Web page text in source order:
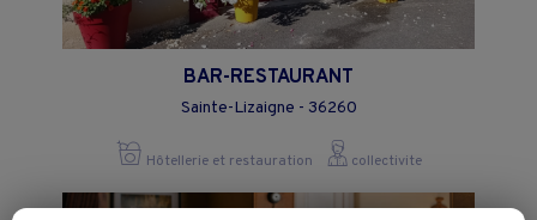
BAR-RESTAURANT
Sainte-Lizaigne - 36260
Hôtellerie et restauration collectivite